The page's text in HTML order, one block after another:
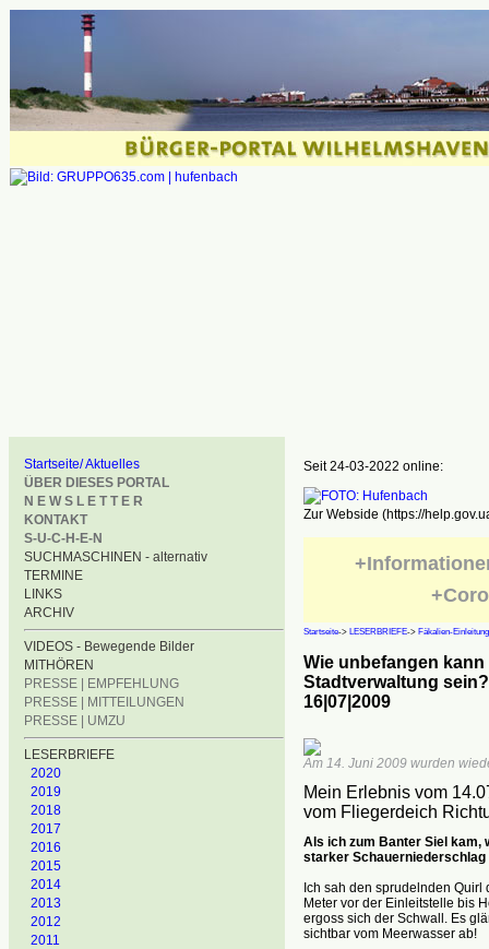
Startseite/ Aktuelles
ÜBER DIESES PORTAL
N E W S L E T T E R
KONTAKT
S-U-C-H-E-N
SUCHMASCHINEN - alternativ
TERMINE
LINKS
ARCHIV
VIDEOS - Bewegende Bilder
MITHÖREN
PRESSE | EMPFEHLUNG
PRESSE | MITTEILUNGEN
PRESSE | UMZU
LESERBRIEFE
2020
2019
2018
2017
2016
2015
2014
2013
2012
2011
Seit 24-03-2022 online:
Zur Webside (https://
Startseite-> LESERBRIEFE-> Fäkalien-Einleitung
Wie unbefangen
Stadtverwaltung sein?
16|07|2009
Am 14. Juni 2009 wurden
Mein Erlebnis vom
vom Fliegerdeich
Als ich zum Banter Siel kam,
starker Schauerniederschlag
Ich sah den sprudelnden Quirl
Meter vor der Einleitstelle bis
ergoss sich der Schwall. Es
sichtbar vom Meerwasser ab!